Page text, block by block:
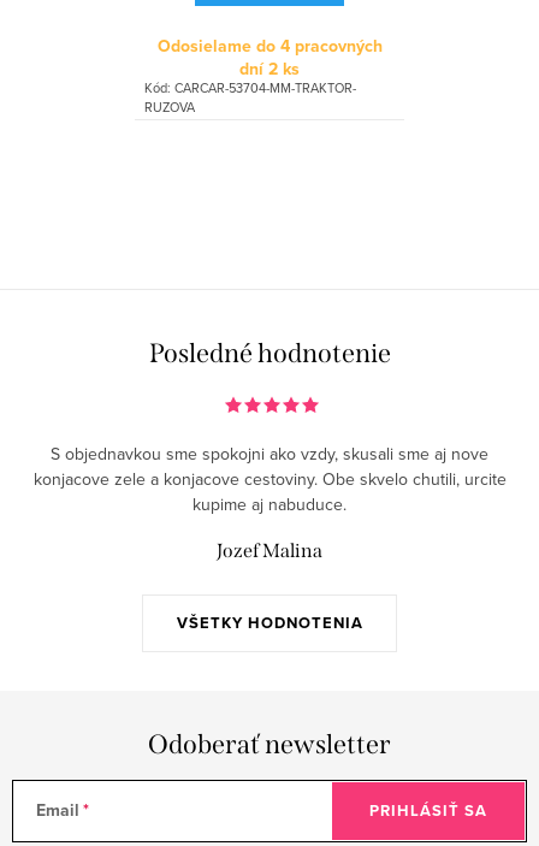
Odosielame do 4 pracovných
dní2 ks
Kód: CARCAR-53704-MM-TRAKTOR-
RUZOVA
Posledné hodnotenie
VŠETKY HODNOTENIA
S objednavkou sme spokojni ako vzdy, skusali sme aj nove
konjacove zele a konjacove cestoviny. Obe skvelo chutili, urcite
kupime aj nabuduce.
Jozef Malina
Odoberať newsletter
Email PRIHLÁSIŤ SA